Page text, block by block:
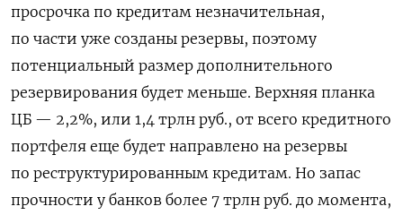
просрочка по кредитам незначительная,
по части уже созданы резервы, поэтому
потенциальный размер дополнительного
резервирования будет меньше. Верхняя планка
ЦБ — 2,2%, или 1,4 трлн руб., от всего кредитного
портфеля еще будет направлено на резервы
по реструктурированным кредитам. Но запас
прочности у банков более 7 трлн руб. до момента,